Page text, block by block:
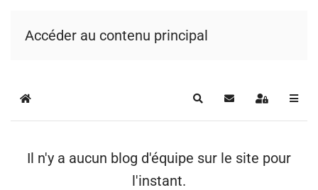
Accéder au contenu principal
Home RechercherS'abonner au blog
Se
Il n'y a aucun blog d'équipe sur le site pour
l'instant.